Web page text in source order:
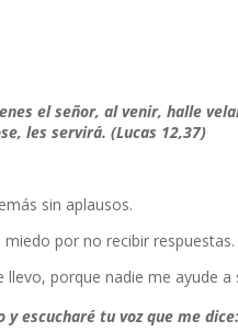
el señor, al venir, halle
les servirá.(Lucas 12,37)
sin aplausos.
por no recibir respuestas.
llevo, porque nadie me ayude
escucharé tu voz que me dice: